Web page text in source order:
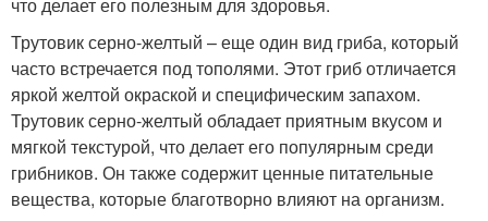
Трутовик серно-желтый – еще один вид гриба, который
часто встречается под тополями. Этот гриб отличается
яркой желтой окраской и специфическим запахом.
Трутовик серно-желтый обладает приятным вкусом и
мягкой текстурой, что делает его популярным среди
грибников. Он также содержит ценные питательные
вещества, которые благотворно влияют на организм.